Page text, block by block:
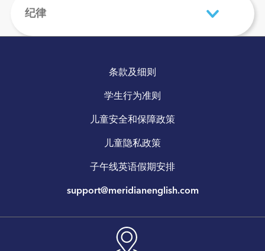
纪律
条款及细则
学生行为准则
儿童安全和保障政策
儿童隐私政策
子午线英语假期安排
support@meridianenglish.com